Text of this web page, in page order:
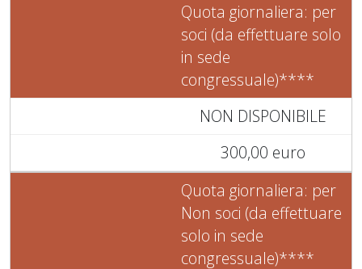
Quota giornaliera: per
soci (da effettuare solo
in sede
congressuale)****
NON DISPONIBILE
300,00 euro
Quota giornaliera: per
Non soci (da effettuare
solo in sede
congressuale)****